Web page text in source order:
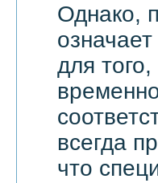
Однако,
для
всегда
что